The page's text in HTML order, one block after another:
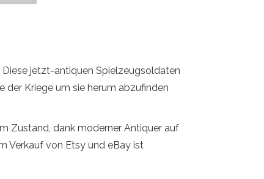
Diese jetzt-antiquen Spielzeugsoldaten
der Kriege um sie herum abzufinden
Zustand, dank moderner Antiquer auf
Verkauf von Etsy und eBay ist